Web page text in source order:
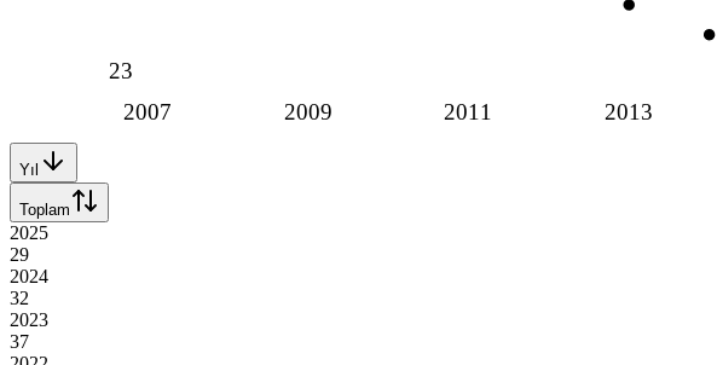
2007 2009 2011 2013
23
Yıl
Toplam
2025
29
2024
32
2023
37